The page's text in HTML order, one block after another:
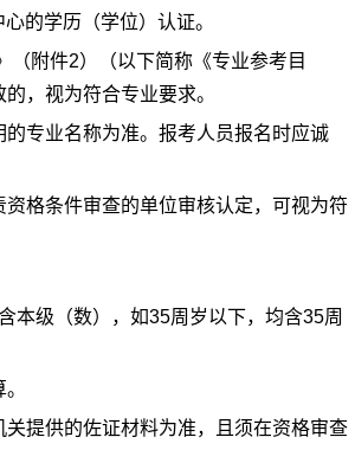
的学历（学位）认证。
附件2）（以下简称《专业参考目
，视为符合专业要求。
专业名称为准。报考人员报名时应诚
格条件审查的单位审核认定，可视为符
本级（数），如35周岁以下，均含35周
提供的佐证材料为准，且须在资格审查